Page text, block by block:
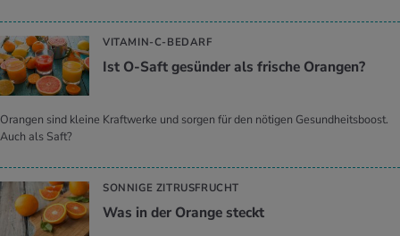
VITAMIN-C-BEDARF
Ist O-Saft ge­sün­der als fri­sche Oran­gen?
Orangen sind kleine Kraftwerke und sorgen für den nötigen Gesundheitsboost.
Auch als Saft?
SONNIGE ZITRUSFRUCHT
Was in der Oran­ge steckt